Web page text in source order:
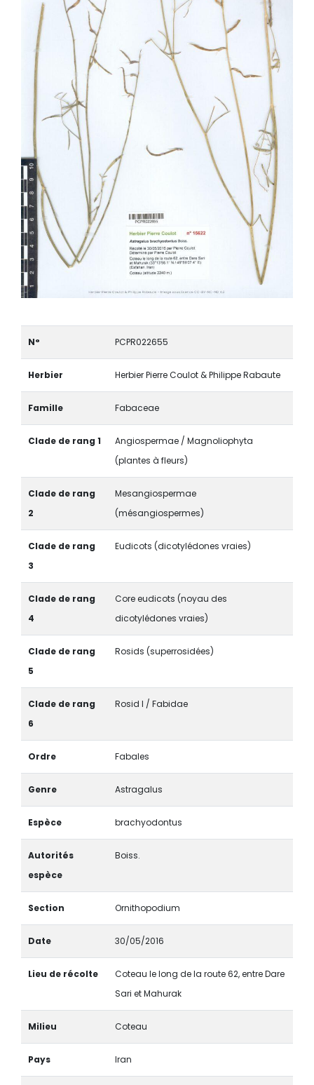
N° PCPR022655
Herbier Herbier Pierre Coulot & Philippe Rabaute
Famille Fabaceae
Clade de rang 1
Angiospermae / Magnoliophyta
(plantes à fleurs)
Clade de rang
2
Mesangiospermae
(mésangiospermes)
Clade de rang
3
Eudicots (dicotylédones vraies)
Clade de rang
4
Core eudicots (noyau des
dicotylédones vraies)
Clade de rang
5
Rosids (superrosidées)
Clade de rang
6
Rosid I / Fabidae
Ordre Fabales
Genre Astragalus
Espèce brachyodontus
Autorités
espèce
Boiss.
Section Ornithopodium
Date 30/05/2016
Lieu de récolte
Coteau le long de la route 62, entre Dare
Sari et Mahurak
Milieu Coteau
Pays Iran